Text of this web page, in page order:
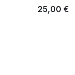
25,00 €